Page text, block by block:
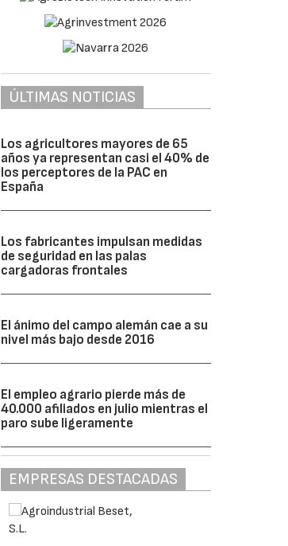
ÚLTIMAS NOTICIAS
Los agricultores mayores de 65
años ya representan casi el 40% de
los perceptores de la PAC en
España
Los fabricantes impulsan medidas
de seguridad en las palas
cargadoras frontales
El ánimo del campo alemán cae a su
nivel más bajo desde 2016
El empleo agrario pierde más de
40.000 afiliados en julio mientras el
paro sube ligeramente
EMPRESAS DESTACADAS